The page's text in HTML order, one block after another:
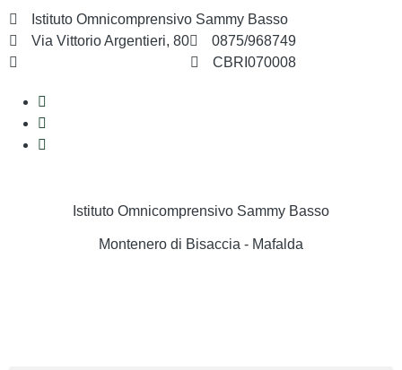
Istituto Omnicomprensivo Sammy Basso
Via Vittorio Argentieri, 80
0875/968749
CBRI070008
Istituto Omnicomprensivo Sammy Basso
Montenero di Bisaccia - Mafalda